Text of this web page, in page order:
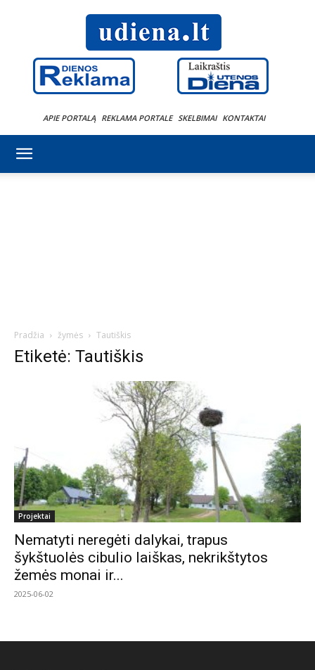
APIE PORTALĄ REKLAMA PORTALE SKELBIMAI KONTAKTAI
Pradžia žymės Tautiškis
Etiketė: Tautiškis
Projektai
Nematyti neregėti dalykai, trapus
šykštuolės cibulio laiškas, nekrikštytos
žemės monai ir...
2025-06-02